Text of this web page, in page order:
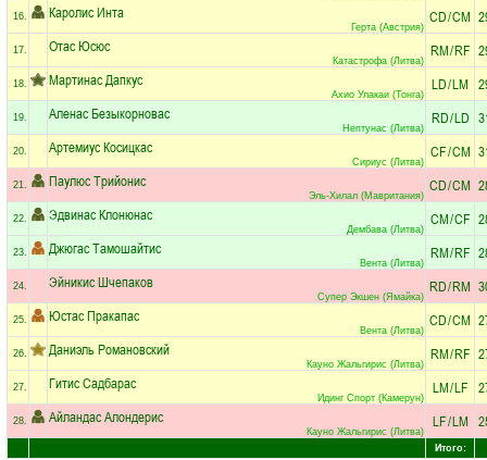
16. Каролис Инта
Герта (Австрия)
CD/CM
17. Отас Юсюс
Катастрофа (Литва)
RM/RF
18. Мартинас Дапкус
Ахио Улакаи (Тонга)
LD/LM
19. Аленас Безыкорновас
Нептунас (Литва)
RD/LD
20. Артемиус Косицкас
Сириус (Литва)
CF/CM
21. Паулюс Трийонис
Эль-Хилал (Мавритания)
CD/CM
22. Эдвинас Клонюнас
Дембава (Литва)
CM/CF
23. Джюгас Тамошайтис
Вента (Литва)
RM/RF
24. Эйникис Шчепаков
Супер Экшен (Ямайка)
RD/RM
25. Юстас Пракапас
Вента (Литва)
CD/CM
26. Даниэль Романовский
Кауно Жальгирис (Литва)
RM/RF
27. Гитис Садбарас
Идинг Спорт (Камерун)
LM/LF
28. Айландас Алондерис
Кауно Жальгирис (Литва)
LF/LM
Итого: